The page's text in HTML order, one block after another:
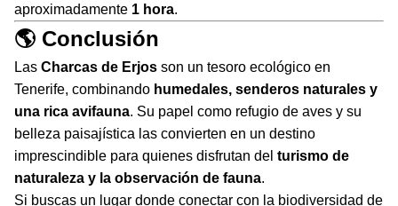
aproximadamente 1 hora.
🌎 Conclusión
Las Charcas de Erjos son un tesoro ecológico en
Tenerife, combinando humedales, senderos naturales y
una rica avifauna. Su papel como refugio de aves y su
belleza paisajística las convierten en un destino
imprescindible para quienes disfrutan del turismo de
naturaleza y la observación de fauna.
Si buscas un lugar donde conectar con la biodiversidad de